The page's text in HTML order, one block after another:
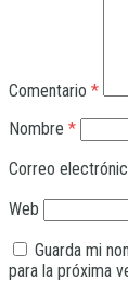
Comentario *
Nombre *
Correo
Web
Guarda mi
para la próxima